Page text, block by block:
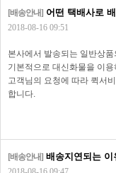
[배송안내] 어떤 택배사로
2018-08-16 09:51
본사에서 발송되는 일반상
기본적으로 대신화물을 이
고객님의 요청에 따라 퀵서
합니다.
[배송안내] 배송지연되는